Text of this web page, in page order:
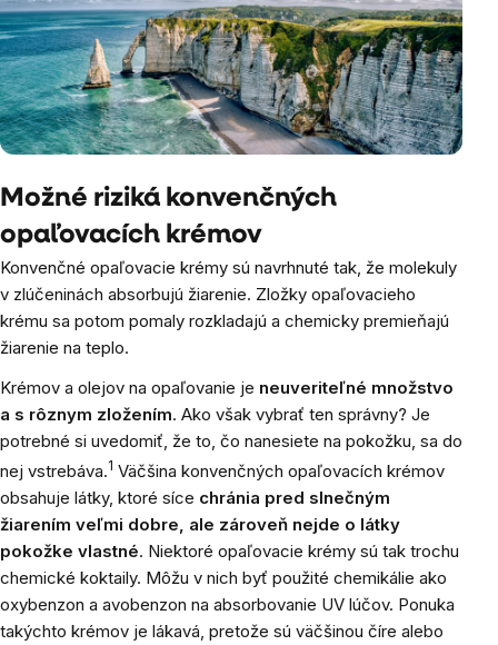
Možné riziká konvenčných
opaľovacích krémov
Konvenčné opaľovacie krémy sú navrhnuté tak, že molekuly
v zlúčeninách absorbujú žiarenie. Zložky opaľovacieho
krému sa potom pomaly rozkladajú a chemicky premieňajú
žiarenie na teplo.
Krémov a olejov na opaľovanie je neuveriteľné množstvo
a s rôznym zložením. Ako však vybrať ten správny? Je
potrebné si uvedomiť, že to, čo nanesiete na pokožku, sa do
nej vstrebáva.1 Väčšina konvenčných opaľovacích krémov
obsahuje látky, ktoré síce chránia pred slnečným
žiarením veľmi dobre, ale zároveň nejde o látky
pokožke vlastné. Niektoré opaľovacie krémy sú tak trochu
chemické koktaily. Môžu v nich byť použité chemikálie ako
oxybenzon a avobenzon na absorbovanie UV lúčov. Ponuka
takýchto krémov je lákavá, pretože sú väčšinou číre alebo